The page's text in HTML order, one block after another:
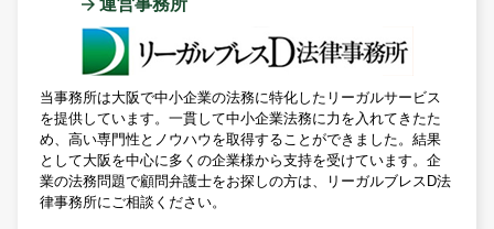
当事務所は大阪で中小企業の法務に特化したリーガルサービス
を提供しています。一貫して中小企業法務に力を入れてきたた
め、高い専門性とノウハウを取得することができました。結果
として大阪を中心に多くの企業様から支持を受けています。企
業の法務問題で顧問弁護士をお探しの方は、リーガルブレスD法
律事務所にご相談ください。